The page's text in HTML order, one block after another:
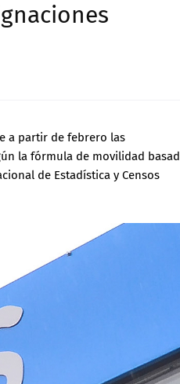
a partir de febrero las
la fórmula de movilidad
de Estadística y Censos